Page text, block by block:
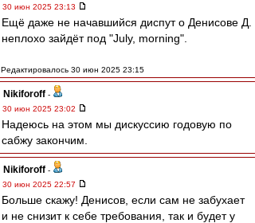
30 июн 2025 23:13
Ещё даже не начавшийся диспут о Денисове Д.
неплохо зайдёт под "July, morning".
Редактировалось 30 июн 2025 23:15
Nikiforoff -
30 июн 2025 23:02
Надеюсь на этом мы дискуссию годовую по
сабжу закончим.
Nikiforoff -
30 июн 2025 22:57
Больше скажу! Денисов, если сам не забухает
и не снизит к себе требования, так и будет у